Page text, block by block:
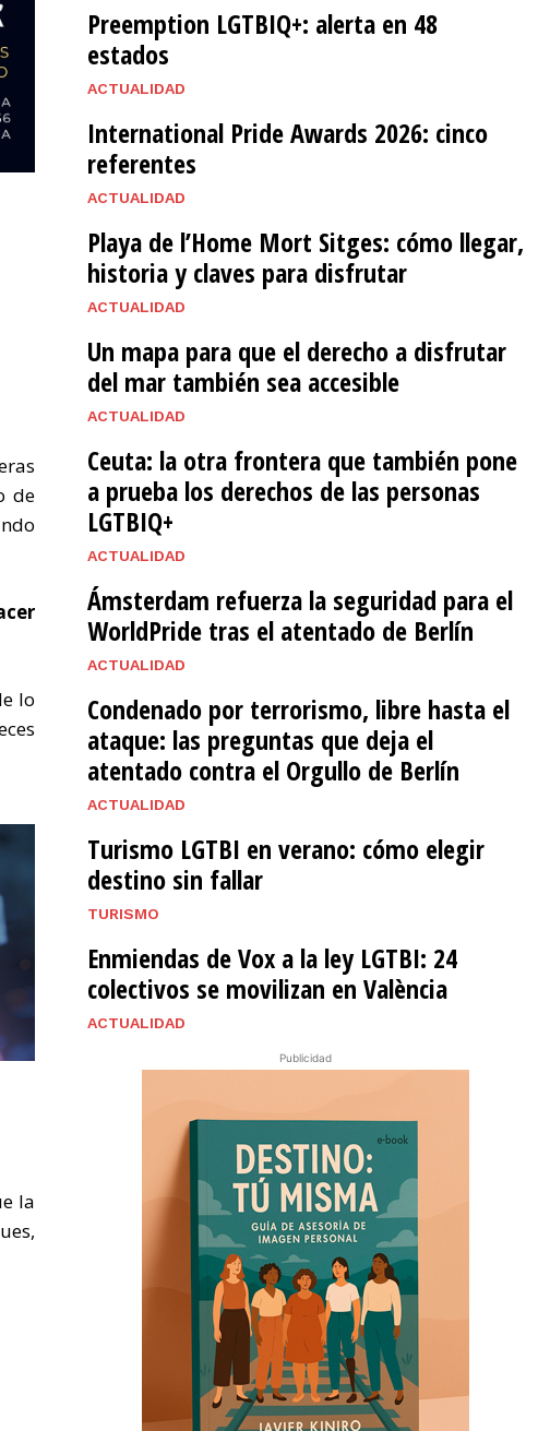
de
lo
la
Preemption LGTBIQ+: alerta en 48
estados
ACTUALIDAD
International Pride Awards 2026: cinco
referentes
ACTUALIDAD
Playa de l’Home Mort Sitges: cómo llegar,
historia y claves para disfrutar
ACTUALIDAD
Un mapa para que el derecho a disfrutar
del mar también sea accesible
ACTUALIDAD
Ceuta: la otra frontera que también pone
a prueba los derechos de las personas
LGTBIQ+
ACTUALIDAD
Ámsterdam refuerza la seguridad para el
WorldPride tras el atentado de Berlín
ACTUALIDAD
Condenado por terrorismo, libre hasta el
ataque: las preguntas que deja el
atentado contra el Orgullo de Berlín
ACTUALIDAD
Turismo LGTBI en verano: cómo elegir
destino sin fallar
TURISMO
Enmiendas de Vox a la ley LGTBI: 24
colectivos se movilizan en València
ACTUALIDAD
Publicidad